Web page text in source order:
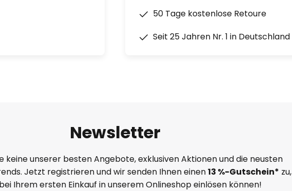
50 Tage kostenlose Retoure
Seit 25 Jahren Nr. 1 in Deutschland
Newsletter
keine unserer besten Angebote, exklusiven Aktionen und die neusten
Jetzt registrieren und wir senden Ihnen einen13 %-Gutschein* zu,
Ihrem ersten Einkauf in unserem Onlineshop einlösen können!